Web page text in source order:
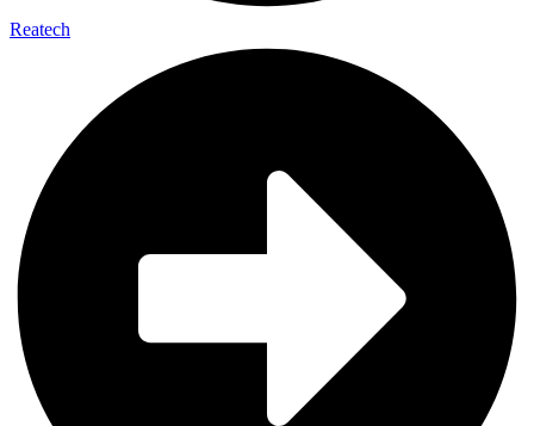
Reatech